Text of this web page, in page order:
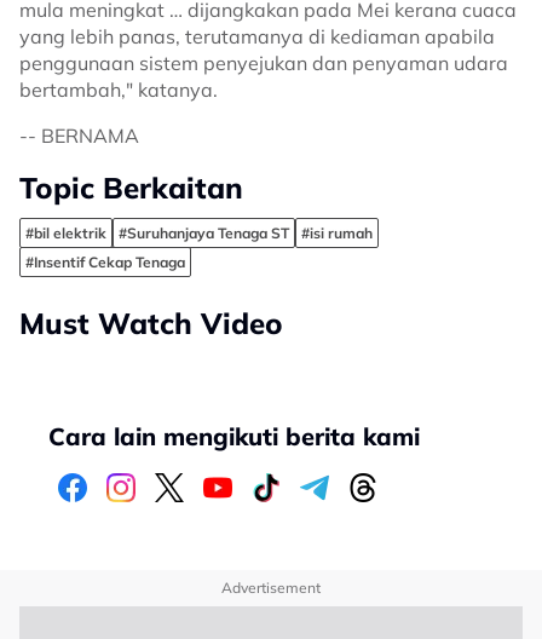
mula meningkat … dijangkakan pada Mei kerana cuaca
yang lebih panas, terutamanya di kediaman apabila
penggunaan sistem penyejukan dan penyaman udara
bertambah," katanya.
-- BERNAMA
Topic Berkaitan
#bil elektrik #Suruhanjaya Tenaga ST
#isi rumah
#Insentif Cekap Tenaga
Must Watch Video
Cara lain mengikuti berita kami
Advertisement